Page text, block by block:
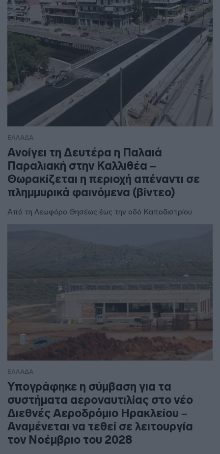
ΕΛΛΑΔΑ
Ανοίγει τη Δευτέρα η Παλαιά
Παραλιακή στην Καλλιθέα –
Θωρακίζεται η περιοχή απέναντι σε
πλημμυρικά φαινόμενα (βίντεο)
Από τη Λεωφόρο Θησέως έως την οδό Καποδιστρίου
ΕΛΛΑΔΑ
Υπογράφηκε η σύμβαση για τα
συστήματα αεροναυτιλίας στο νέο
Διεθνές Αεροδρόμιο Ηρακλείου –
Αναμένεται να τεθεί σε λειτουργία
τον Νοέμβριο του 2028